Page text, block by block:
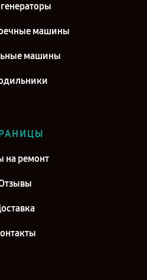
машины
машины
на ремонт